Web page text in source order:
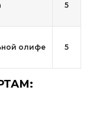
5
олифе 5